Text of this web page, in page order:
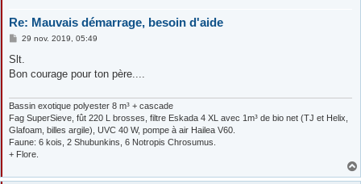
Re: Mauvais démarrage, besoin d'aide
M
s
a
29 nov. 2019, 05:49
Slt.
Bon courage pour ton père....
Bassin exotique polyester 8 m³ + cascade
Fag SuperSieve, fût 220 L brosses, filtre Eskada 4 XL avec 1m³ de bio net (TJ et Helix,
Glafoam, billes argile), UVC 40 W, pompe à air Hailea V60.
Faune: 6 kois, 2 Shubunkins, 6 Notropis Chrosumus.
+ Flore.